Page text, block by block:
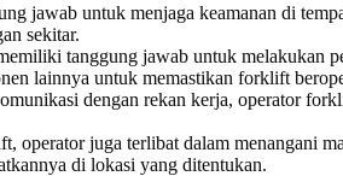
jawab untuk menjaga keamanan di
sekitar.
tanggung jawab untuk melakukan
lainnya untuk memastikan forklift
dengan rekan kerja, operator
operator juga terlibat dalam menangani
di lokasi yang ditentukan.